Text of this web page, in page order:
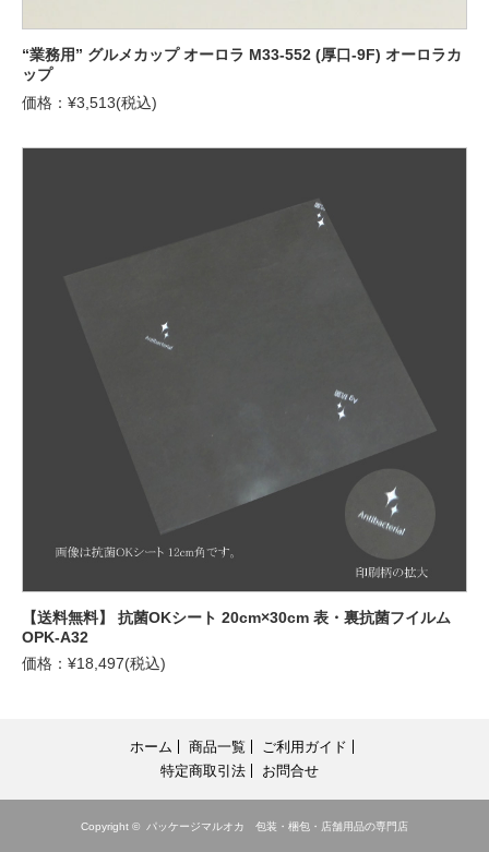
“業務用” グルメカップ オーロラ M33-552 (厚口-9F) オーロラカ
ップ
価格：¥3,513(税込)
【送料無料】 抗菌OKシート 20cm×30cm 表・裏抗菌フイルム
OPK-A32
価格：¥18,497(税込)
ホーム 商品一覧
ご利用ガイド
特定商取引法
お問合せ
Copyright © パッケージマルオカ 包装・梱包・店舗用品の専門店